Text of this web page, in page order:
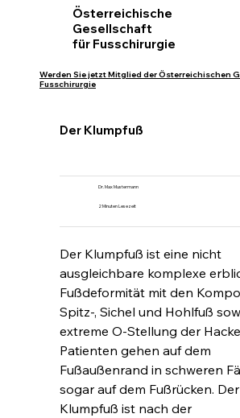
Werden Sie jetzt Mitglied der Österreichischen
Fusschirurgie
Österreichische
Gesellschaft
für Fusschirurgie
Der Klumpfuß
Der Klumpfuß ist eine nicht
ausgleichbare komplexe
Fußdeformität mit den
Spitz-, Sichel und Hohlfuß
extreme O-Stellung der
Patienten gehen auf dem
Fußaußenrand in schweren
sogar auf dem Fußrücken. Der
Klumpfuß ist nach der
Dr. Max Mustermann
2 Minuten Lesezeit